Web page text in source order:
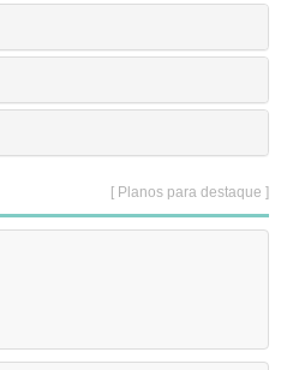
[ Planos para destaque ]